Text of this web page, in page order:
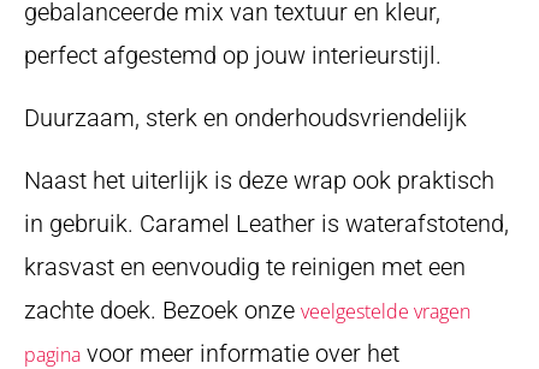
gebalanceerde mix van textuur en kleur,
perfect afgestemd op jouw interieurstijl.
Duurzaam, sterk en onderhoudsvriendelijk
Naast het uiterlijk is deze wrap ook praktisch
in gebruik. Caramel Leather is waterafstotend,
krasvast en eenvoudig te reinigen met een
zachte doek. Bezoek onze veelgestelde vragen
pagina voor meer informatie over het